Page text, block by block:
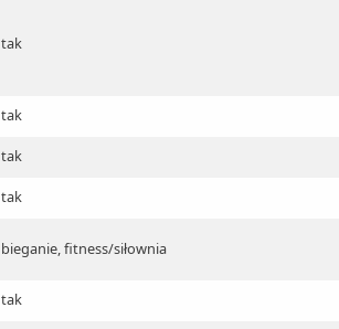
tak
tak
tak
tak
bieganie, fitness/siłownia
tak